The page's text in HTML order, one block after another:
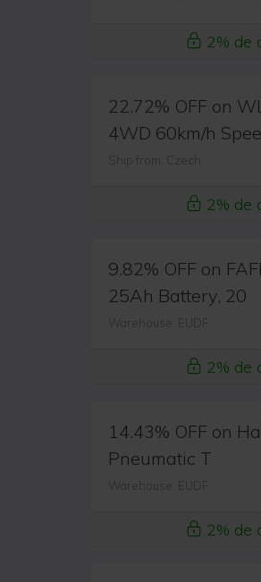
2% de
22.72% OFF on
4WD 60km/h
Ship from: Czech
2% de
9.82% OFF on
25Ah Battery, 20
Warehouse: EUDF
2% de
14.43% OFF on
Pneumatic T
Warehouse: EUDF
2% de